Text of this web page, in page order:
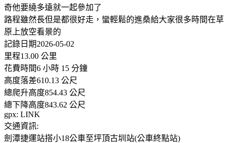
奇他要繞多遠就一起參加了
路程雖然長但是都很好走，蠻輕鬆的進桑給大家很多時間在草
原上放空看景的
記錄日期2026-05-02
里程13.00 公里
花費時間6 小時 15 分鐘
高度落差610.13 公尺
總爬升高度854.43 公尺
總下降高度843.62 公尺
gpx: LINK
交通資訊:
劍潭捷運站搭小18公車至坪頂古圳站(公車終點站)